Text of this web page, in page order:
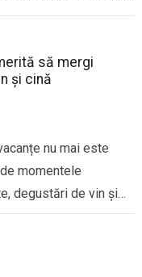
noastră. Dar…
să mergi
și cină
nu mai este
momentele
degustări de vin și